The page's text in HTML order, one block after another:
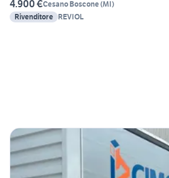
4.900 €Cesano Boscone(MI)
Rivenditore REVIOL